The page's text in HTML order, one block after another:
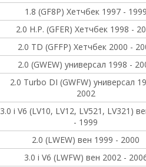
1.8 (GF8P) Хетчбек 1997 - 1999
2.0 H.P. (GFER) Хетчбек 1998 -
2.0 TD (GFFP) Хетчбек 2000 -
2.0 (GWEW) универсал 1998 -
2.0 Turbo DI (GWFW) универсал
2002
3.0 i V6 (LV10, LV12, LV521, LV321)
- 1999
2.0 (LWEW) вен 1999 - 2000
3.0 i V6 (LWFW) вен 2002 -